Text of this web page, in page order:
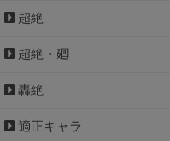
超絶
超絶・廻
轟絶
適正キャラ